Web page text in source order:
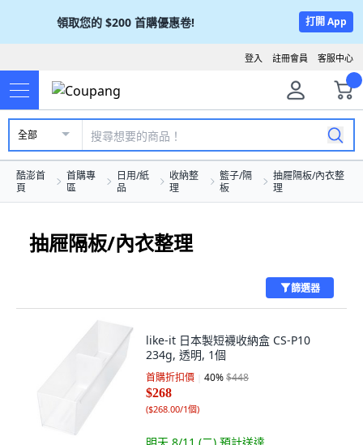
領取您的 $200 首購優惠卷! 打開 App
客服中心
註冊會員
登入
全部
酷澎首
頁
首購專
區
日用/紙
品
收納整
理
籃子/隔
板
抽屜隔板/內衣整
理
抽屜隔板/內衣整理
篩選器
like-it 日本製短襪收納盒 CS-P10
234g, 透明, 1個
首購折扣價 40%$448
$268
($268.00/1個)